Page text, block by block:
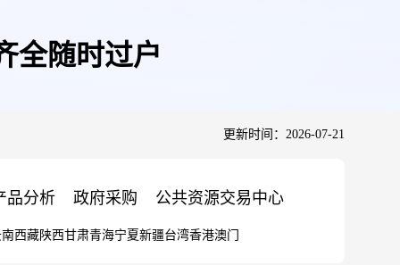
全随时过户
更新时间：2026-07-21
品分析 政府采购 公共资源交易中心
西藏陕西甘肃青海宁夏新疆台湾香港澳门